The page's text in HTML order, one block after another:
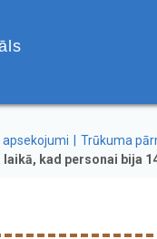
apsekojumi
Trūkuma
kad personai bija